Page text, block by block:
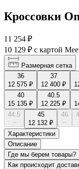
Кроссовки
11 254 ₽
10 129 ₽ с картой
Размерная сетка
36
12 575 ₽
37
12 400 ₽
40
15 135 ₽
40.5
12 225 ₽
44.5
--
45
12 132 ₽
46
--
Характеристики
Описание
Где мы берем товары?
Как происходит